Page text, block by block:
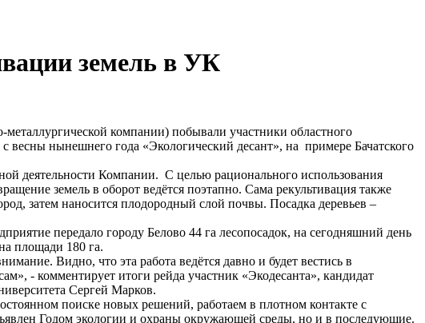
земель в УК
компании) побывали участники областного
нынешнего года «Экологический десант», на примере Бачатского
деятельности Компании. С целью рационального использования
земель в оборот ведётся поэтапно. Сама рекультивация также
затем наносится плодородный слой почвы. Посадка деревьев –
передало городу Белово 44 га лесопосадок, на сегодняшний день
площади 180 га.
Видно, что эта работа ведётся давно и будет вестись в
- комментирует итоги рейда участник «Экодесанта», кандидат
Сергей Марков.
поиске новых решений, работаем в плотном контакте с
Годом экологии и охраны окружающей среды, но и в последующие.